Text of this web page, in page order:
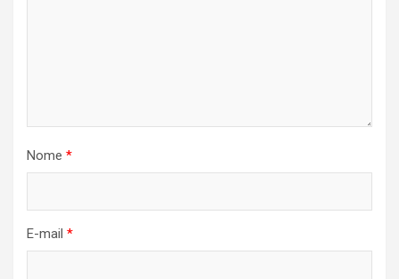
Nome *
E-mail *